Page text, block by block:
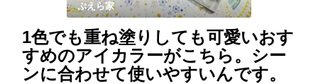
ぷえら家
1色でも重ね塗りしても可愛いおす
すめのアイカラーがこちら。シー
ンに合わせて使いやすいんです。